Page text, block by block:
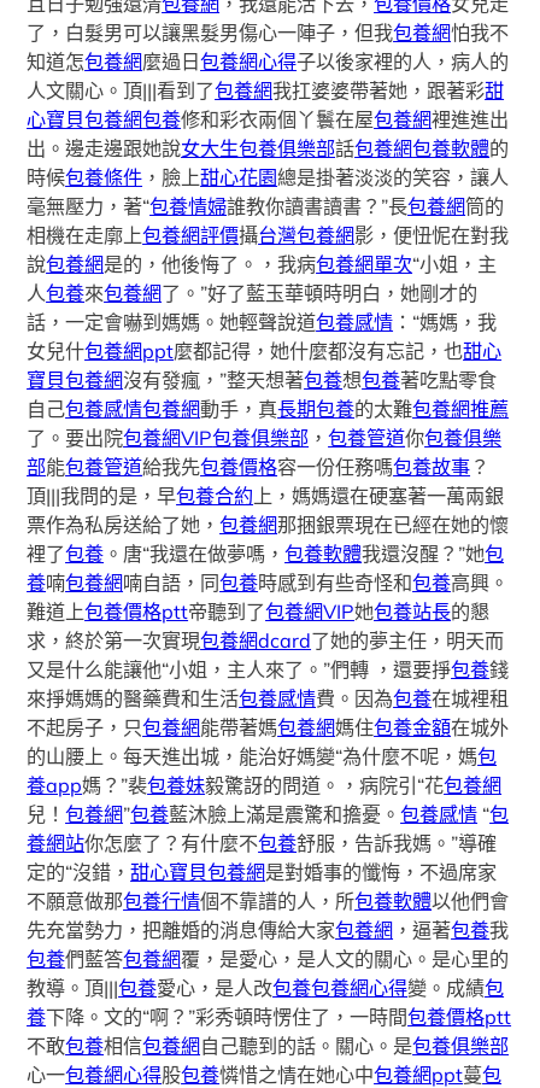
了，白髮男可以讓黑髮男傷心一陣子，但我包養網怕我不
知道怎包養網麼過日包養網心得子以後家裡的人，病人的
人文關心。頂|||看到了包養網我扛婆婆帶著她，跟著彩甜
心寶貝包養網包養修和彩衣兩個丫鬟在屋包養網裡進進出
出。邊走邊跟她說女大生包養俱樂部話包養網包養軟體的
時候包養條件 ，臉上甜心花園總是掛著淡淡的笑容，讓人
毫無壓力，著“包養情婦誰教你讀書讀書？”長包養網筒的
相機在走廓上包養網評價攝台灣包養網影，便忸怩在對我
說包養網是的，他後悔了。，我病包養網單次“小姐，主
人包養來包養網了。”好了藍玉華頓時明白，她剛才的
話，一定會嚇到媽媽。她輕聲說道包養感情 ：“媽媽，我
女兒什包養網ppt麼都記得，她什麼都沒有忘記，也甜心
寶貝包養網沒有發瘋，”整天想著包養想包養著吃點零食
自己包養感情包養網動手，真長期包養的太難包養網推薦
了。要出院包養網VIP包養俱樂部 ，包養管道你包養俱樂
部能包養管道給我先包養價格容一份任務嗎包養故事 ？
頂|||我問的是，早包養合約 上，媽媽還在硬塞著一萬兩銀
票作為私房送給了她，包養網那捆銀票現在已經在她的懷
裡了包養 。唐“我還在做夢嗎，包養軟體我還沒醒？”她包
養喃包養網喃自語，同包養時感到有些奇怪和包養高興。
難道上包養價格ptt帝聽到了包養網VIP她包養站長的懇
求，終於第一次實現包養網dcard了她的夢主任，明天而
又是什么能讓他“小姐，主人來了。”們轉 ，還要掙包養錢
來掙媽媽的醫藥費和生活包養感情費。因為包養在城裡租
不起房子，只包養網能帶著媽包養網媽住包養金額在城外
的山腰上。每天進出城，能治好媽變“為什麼不呢，媽包
養app媽？”裴包養妹毅驚訝的問道。，病院引“花包養網
兒！包養網”包養藍沐臉上滿是震驚和擔憂。包養感情 “包
養網站你怎麼了？有什麼不包養舒服，告訴我媽。”導確
定的“沒錯，甜心寶貝包養網是對婚事的懺悔，不過席家
不願意做那包養行情個不靠譜的人，所包養軟體以他們會
先充當勢力，把離婚的消息傳給大家包養網 ，逼著包養我
包養們藍答包養網覆，是愛心，是人文的關心。是心里的
教導。頂|||包養愛心，是人改包養包養網心得變。成績包
養下降。文的“啊？”彩秀頓時愣住了，一時間包養價格ptt
不敢包養相信包養網自己聽到的話。關心。是包養俱樂部
心一包養網心得股包養憐惜之情在她心中包養網ppt蔓包